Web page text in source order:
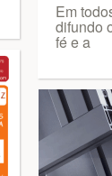
Em
difundo
fé e a